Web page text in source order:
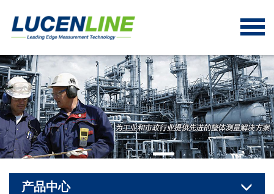
产品中心